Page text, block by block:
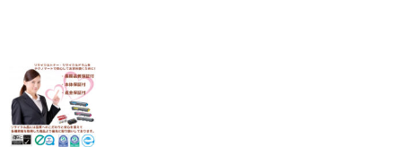
京セラ
パナソニック